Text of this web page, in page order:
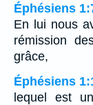
Éphésiens
En lui nous
rémission
grâce,
Éphésiens
lequel est